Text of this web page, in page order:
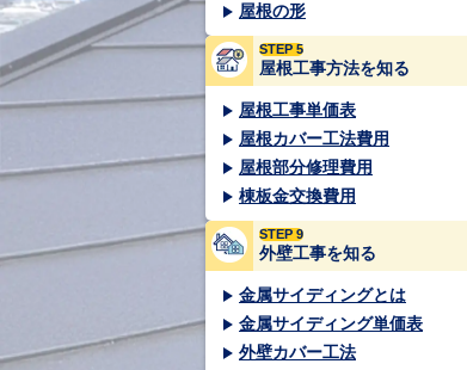
屋根の形
STEP 5
屋根工事方法を知る
屋根工事単価表
屋根カバー工法費用
屋根部分修理費用
棟板金交換費用
STEP 9
外壁工事を知る
金属サイディングとは
金属サイディング単価表
外壁カバー工法